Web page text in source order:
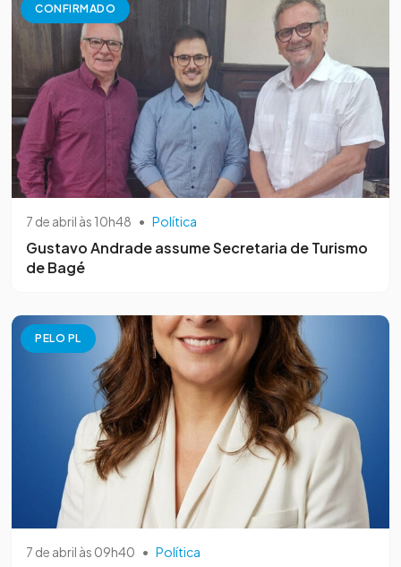
CONFIRMADO
7 de abril às 10h48 • Política
Gustavo Andrade assume Secretaria de Turismo
de Bagé
PELO PL
7 de abril às 09h40 • Política